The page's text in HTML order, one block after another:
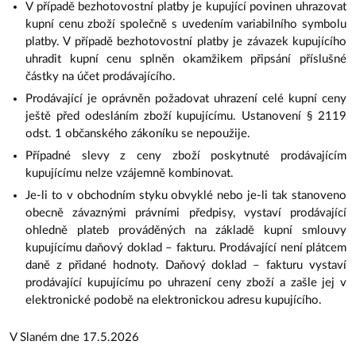
V případě bezhotovostní platby je kupující povinen uhrazovat
kupní cenu zboží společně s uvedením variabilního symbolu
platby. V případě bezhotovostní platby je závazek kupujícího
uhradit kupní cenu splněn okamžikem připsání příslušné
částky na účet prodávajícího.
Prodávající je oprávněn požadovat uhrazení celé kupní ceny
ještě před odesláním zboží kupujícímu. Ustanovení § 2119
odst. 1 občanského zákoníku se nepoužije.
Případné slevy z ceny zboží poskytnuté prodávajícím
kupujícímu nelze vzájemně kombinovat.
Je-li to v obchodním styku obvyklé nebo je-li tak stanoveno
obecně závaznými právními předpisy, vystaví prodávající
ohledně plateb prováděných na základě kupní smlouvy
kupujícímu daňový doklad – fakturu. Prodávající není plátcem
daně z přidané hodnoty. Daňový doklad – fakturu vystaví
prodávající kupujícímu po uhrazení ceny zboží a zašle jej v
elektronické podobě na elektronickou adresu kupujícího.
V Slaném dne 17.5.2026